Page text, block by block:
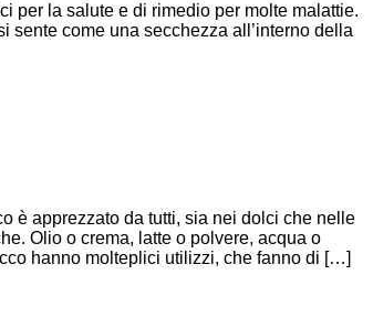
per la salute e di rimedio per molte malattie.
sente come una secchezza all’interno della
è apprezzato da tutti, sia nei dolci che nelle
Olio o crema, latte o polvere, acqua o
hanno molteplici utilizzi, che fanno di […]